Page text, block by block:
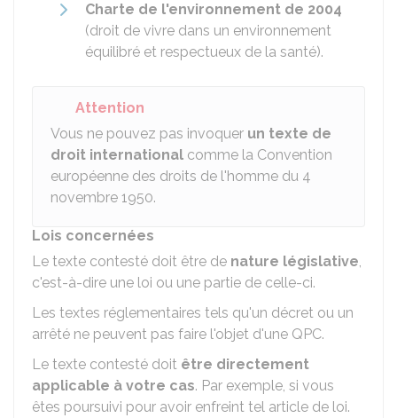
Charte de l'environnement de 2004
(droit de vivre dans un environnement
équilibré et respectueux de la santé).
Attention
Vous ne pouvez pas invoquer un texte de
droit international comme la Convention
européenne des droits de l'homme du 4
novembre 1950.
Lois concernées
Le texte contesté doit être de nature législative,
c'est-à-dire une loi ou une partie de celle-ci.
Les textes réglementaires tels qu'un décret ou un
arrêté ne peuvent pas faire l'objet d'une QPC.
Le texte contesté doit être directement
applicable à votre cas. Par exemple, si vous
êtes poursuivi pour avoir enfreint tel article de loi.